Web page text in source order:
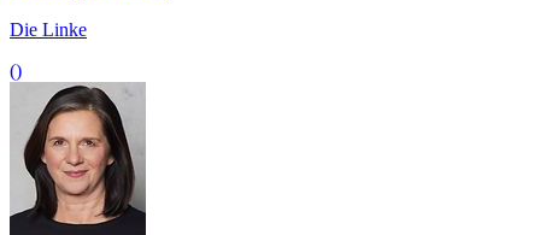
Die Linke
()